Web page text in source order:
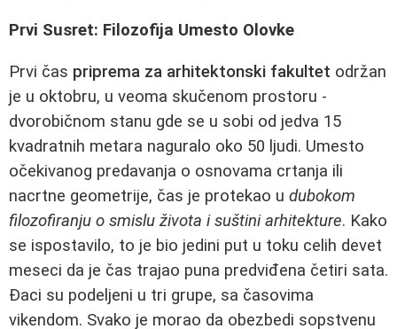
Prvi Susret: Filozofija Umesto Olovke
Prvi čas priprema za arhitektonski fakultet održan
je u oktobru, u veoma skučenom prostoru -
dvorobičnom stanu gde se u sobi od jedva 15
kvadratnih metara naguralo oko 50 ljudi. Umesto
očekivanog predavanja o osnovama crtanja ili
nacrtne geometrije, čas je protekao u dubokom
filozofiranju o smislu života i suštini arhitekture. Kako
se ispostavilo, to je bio jedini put u toku celih devet
meseci da je čas trajao puna predviđena četiri sata.
Đaci su podeljeni u tri grupe, sa časovima
vikendom. Svako je morao da obezbedi sopstvenu